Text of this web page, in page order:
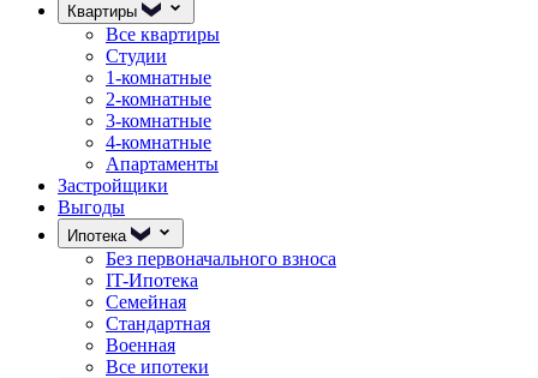
Квартиры
Все квартиры
Студии
1-комнатные
2-комнатные
3-комнатные
4-комнатные
Апартаменты
Застройщики
Выгоды
Ипотека
Без первоначального взноса
IT-Ипотека
Семейная
Стандартная
Военная
Все ипотеки